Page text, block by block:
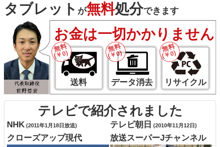
タブレット が無料処分できます
お金は一切かかりません
送料 データ消去 リサイクル
無料
(￥0)
無料
(￥0)
無料
(￥0)
テレビで紹介されました
NHK (2011年1月18日放送)
クローズアップ現代
テレビ朝日 (2010年11月12日)
放送スーパーJチャンネル